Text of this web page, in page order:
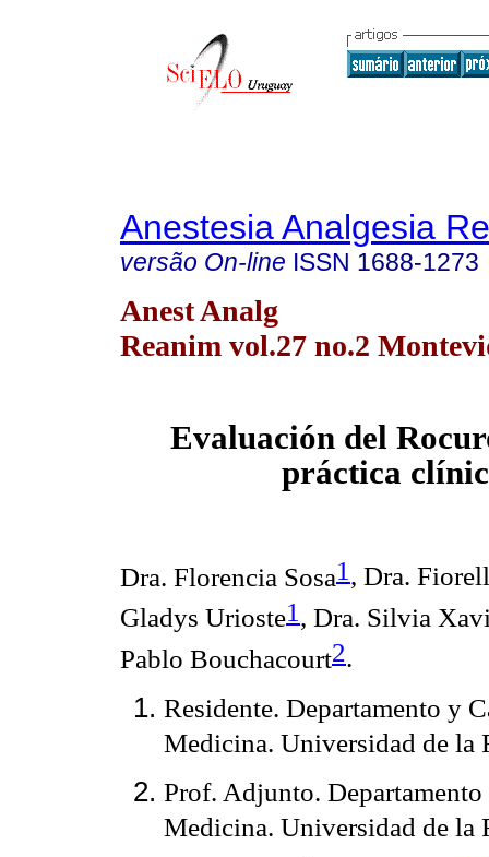
Anestesia Analgesia
versão On-line ISSN 1688-1273
Anest Analg
Reanim vol.27 no.2
Evaluación del
práctica
Dra. Florencia Sosa1, Dra.
Gladys Urioste1 , Dra. Silvia
Pablo Bouchacourt2.
Residente. Departamento y
Medicina. Universidad de la
Prof. Adjunto.
Medicina. Universidad de la